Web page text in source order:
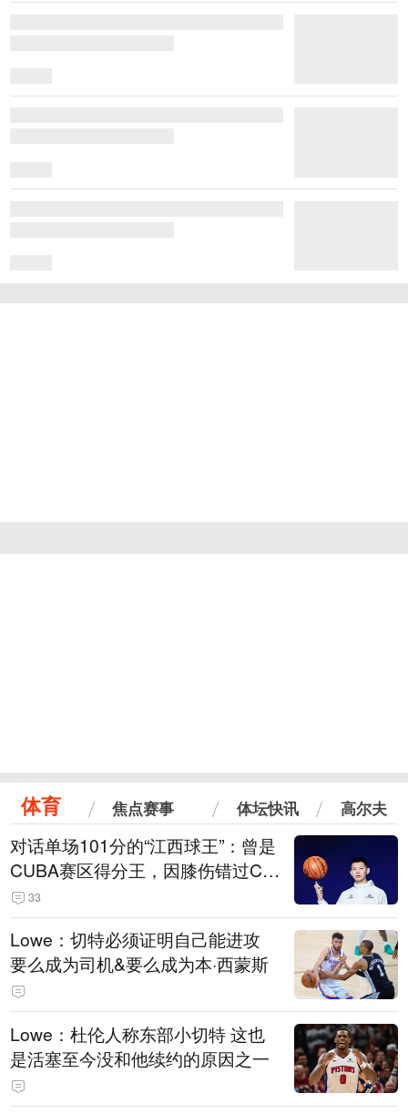
体育 焦点赛事 体坛快讯 高尔夫
对话单场101分的“江西球王”：曾是
CUBA赛区得分王，因膝伤错过CB
A选秀
33
Lowe：切特必须证明自己能进攻
要么成为司机&要么成为本·西蒙斯
Lowe：杜伦人称东部小切特 这也
是活塞至今没和他续约的原因之一